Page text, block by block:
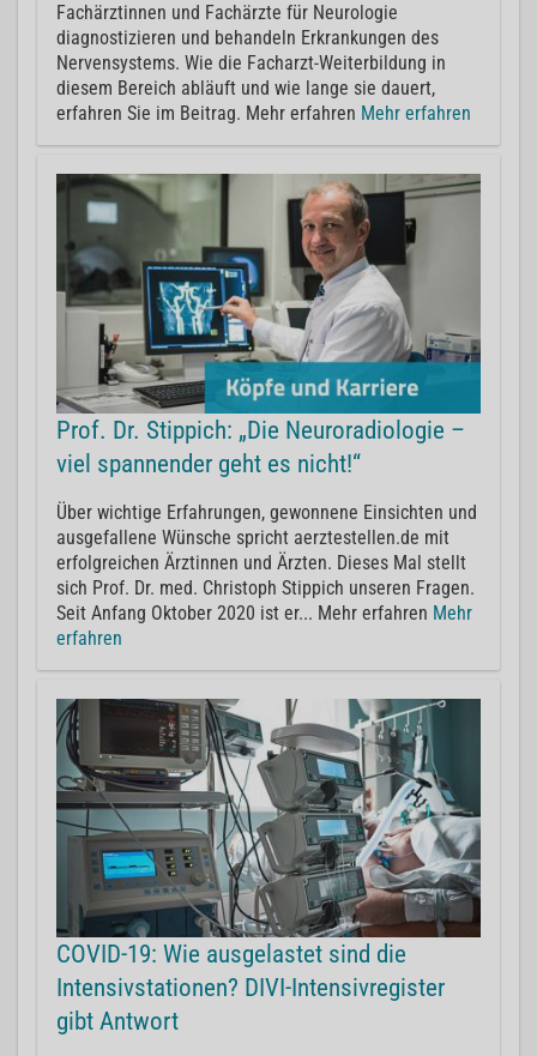
Fachärztinnen und Fachärzte für Neurologie
diagnostizieren und behandeln Erkrankungen des
Nervensystems. Wie die Facharzt-Weiterbildung in
diesem Bereich abläuft und wie lange sie dauert,
erfahren Sie im Beitrag. Mehr erfahren Mehr erfahren
Prof. Dr. Stippich: „Die Neuroradiologie –
viel spannender geht es nicht!“
Über wichtige Erfahrungen, gewonnene Einsichten und
ausgefallene Wünsche spricht aerztestellen.de mit
erfolgreichen Ärztinnen und Ärzten. Dieses Mal stellt
sich Prof. Dr. med. Christoph Stippich unseren Fragen.
Seit Anfang Oktober 2020 ist er... Mehr erfahren Mehr
erfahren
COVID-19: Wie ausgelastet sind die
Intensivstationen? DIVI-Intensivregister
gibt Antwort